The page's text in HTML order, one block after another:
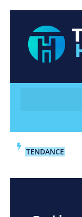
TENDANCE